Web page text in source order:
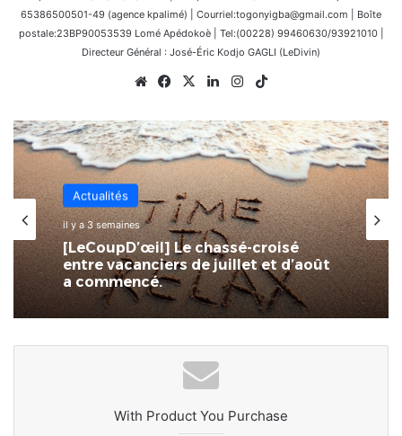
65386500501-49 (agence kpalimé) | Courriel:togonyigba@gmail.com | Boîte
postale:23BP90053539 Lomé Apédokoè | Tel:(00228) 99460630/93921010 |
Directeur Général : José-Éric Kodjo GAGLI (LeDivin)
WebsiteFacebook
X LinkedinInstagram
Actualités
il y a 3 semaines
[LeCoupD’œil] Le chassé-croisé
entre vacanciers de juillet et d’août
a commencé.
Actualités
il y a 4 semaines
SPID : L’écosystème numérique
togolais à portée de main
With Product You Purchase